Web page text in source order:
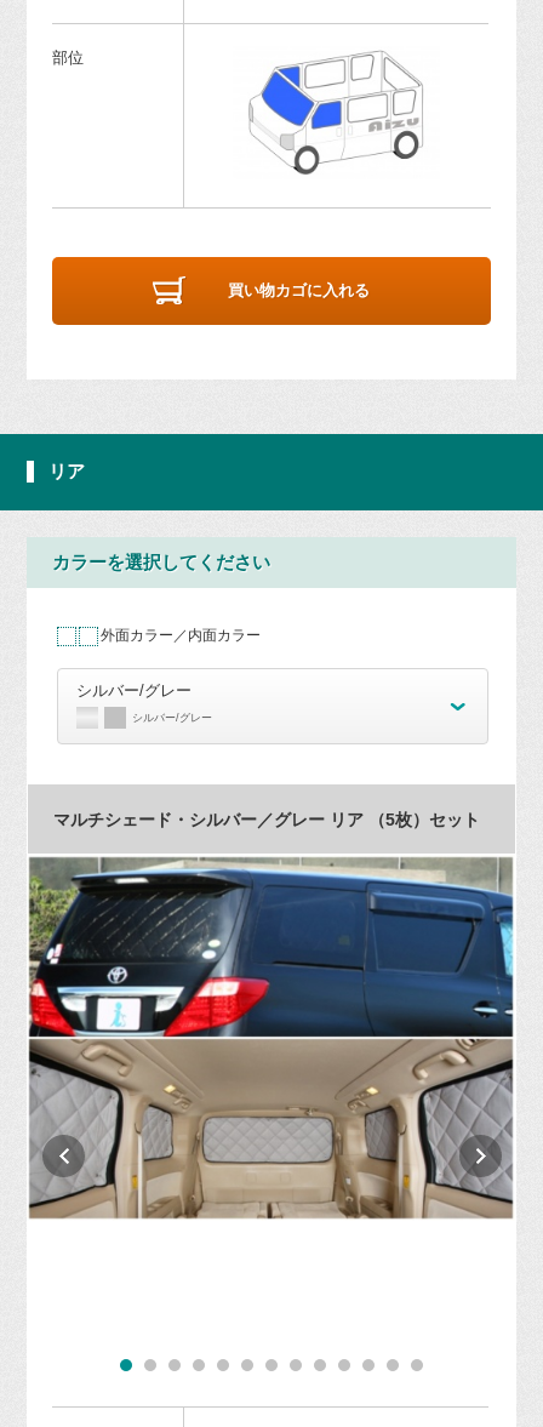
部位
買い物カゴに入れる
リア
カラーを選択してください
外面カラー／内面カラー
シルバー/グレー
シルバー/グレー
マルチシェード・シルバー／グレー リア （5枚）セット